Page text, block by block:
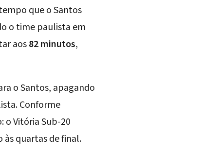
que o Santos
o time paulista em
aos82 minutos,
o Santos, apagando
Conforme
o Vitória Sub-20
às quartas de final.